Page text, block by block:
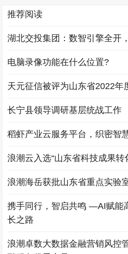
推荐阅读
湖北交投集团：数智引擎全开
电脑录像功能在什么位置?
天元征信被评为山东省2022年
长宁县领导调研基层统战工作
稻虾产业云服务平台，织密智
浪潮云入选“山东省科技成果转
浪潮海岳获批山东省重点实验
携手同行，智启共鸣 —AI赋能
长之路
浪潮卓数大数据金融营销风控